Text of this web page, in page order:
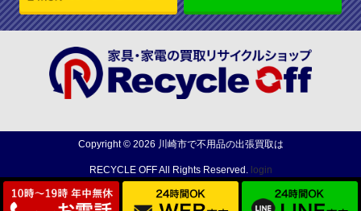
Copyright © 2026 川崎市で不用品の出張買取は
RECYCLE OFFAll Rights Reserved. login